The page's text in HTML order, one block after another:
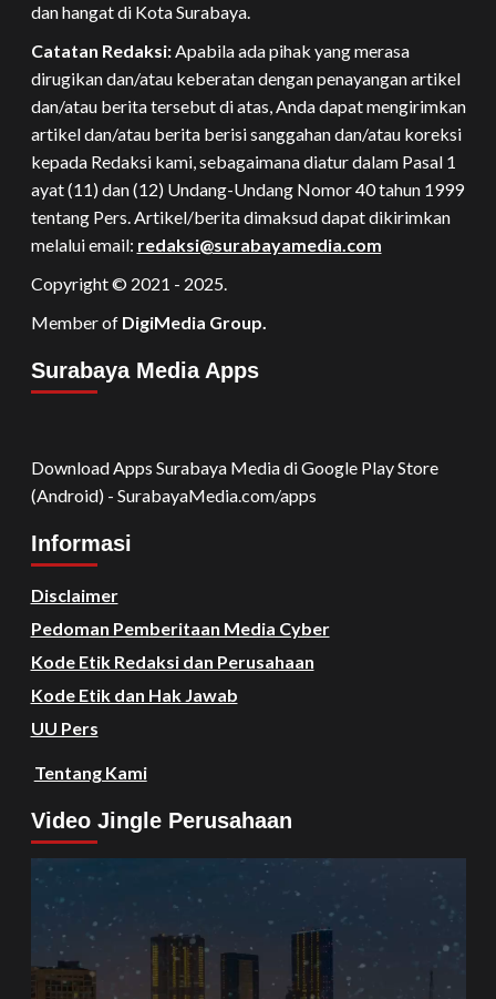
dan hangat di Kota Surabaya.
Catatan Redaksi:Apabila ada pihak yang merasa
dirugikan dan/atau keberatan dengan penayangan artikel
dan/atau berita tersebut di atas, Anda dapat mengirimkan
artikel dan/atau berita berisi sanggahan dan/atau koreksi
kepada Redaksi kami, sebagaimana diatur dalam Pasal 1
ayat (11) dan (12) Undang-Undang Nomor 40 tahun 1999
tentang Pers. Artikel/berita dimaksud dapat dikirimkan
melalui email: redaksi@surabayamedia.com
Copyright © 2021 - 2025.
Member of DigiMedia Group.
Surabaya Media Apps
Download Apps Surabaya Media di Google Play Store
(Android) - SurabayaMedia.com/apps
Informasi
Disclaimer
Pedoman Pemberitaan Media Cyber
Kode Etik Redaksi dan Perusahaan
Kode Etik dan Hak Jawab
UU Pers
Tentang Kami
Video Jingle Perusahaan
Video
Player